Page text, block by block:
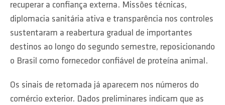
recuperar a confiança externa. Missões técnicas,
diplomacia sanitária ativa e transparência nos controles
sustentaram a reabertura gradual de importantes
destinos ao longo do segundo semestre, reposicionando
o Brasil como fornecedor confiável de proteína animal.
Os sinais de retomada já aparecem nos números do
comércio exterior. Dados preliminares indicam que as